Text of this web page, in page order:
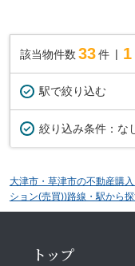
該当物件数 33件
駅で絞り込む
絞り込み条件： な
大津市・草津市の不動産購
ション(売買))路線・駅から
トップ